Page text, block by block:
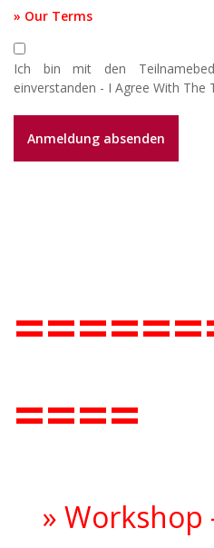
» Our Terms
Ich bin mit den
einverstanden - I Agree With The
====
» Workshop